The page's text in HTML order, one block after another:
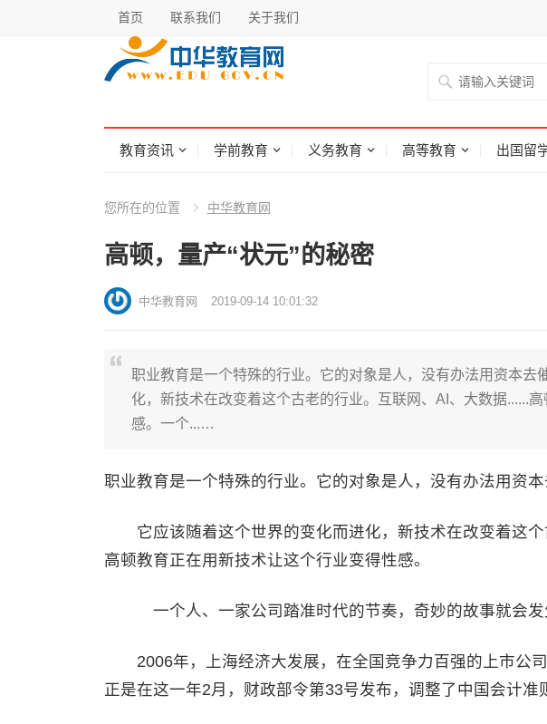
首页 联系我们 关于我们
教育资讯 学前教育 义务教育 高等教育 出国留
您所在的位置 中华教育网
高顿，量产“状元”的秘密
中华教育网 2019-09-14 10:01:32
职业教育是一个特殊的行业。它的对象是人，没有办法用资本去
化，新技术在改变着这个古老的行业。互联网、AI、大数据......
感。一个...…
职业教育是一个特殊的行业。它的对象是人，没有办法用资本
它应该随着这个世界的变化而进化，新技术在改变着这个
高顿教育正在用新技术让这个行业变得性感。
一个人、一家公司踏准时代的节奏，奇妙的故事就会发
2006年，上海经济大发展，在全国竞争力百强的上市公
正是在这一年2月，财政部令第33号发布，调整了中国会计准